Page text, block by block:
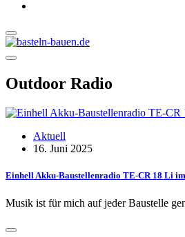
Outdoor Radio
Aktuell
16. Juni 2025
Einhell Akku-Baustellenradio TE-CR 18 Li
Musik ist für mich auf jeder Baustelle